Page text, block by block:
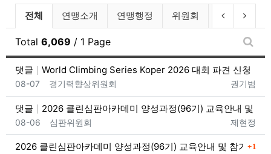
전체게시물 그룹 목록
전체 연맹소개 연맹행정 위원회 자료실
이전 그룹
다음
Total 6,069 / 1 Page
새글
댓글
World Climbing Series Koper 2026 대회 파견 신청
등록자
권기범
등록일
08-07 경기력향상위원회
댓글 2026 클린심판아카데미 양성과정(96기) 교육안내 및 참
등록자
제현정
등록일
08-06 심판위원회
2026 클린심판아카데미 양성과정(96기) 교육안내 및 참가자 모
댓글
1